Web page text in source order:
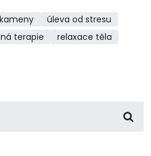
úleva od stresu
terapie relaxace těla